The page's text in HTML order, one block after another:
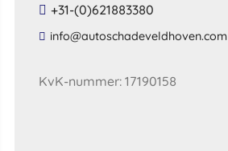
+31-(0)621883380
​info​@​autoschadeveldhoven​.​com​
KvK-nummer: 17190158